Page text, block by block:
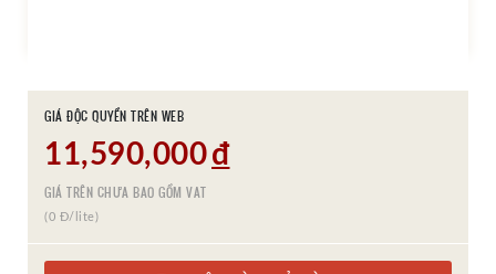
GIÁ ĐỘC QUYỀN TRÊN WEB
11,590,000đ
GIÁ TRÊN CHƯA BAO GỒM VAT
(0 Đ/lite)